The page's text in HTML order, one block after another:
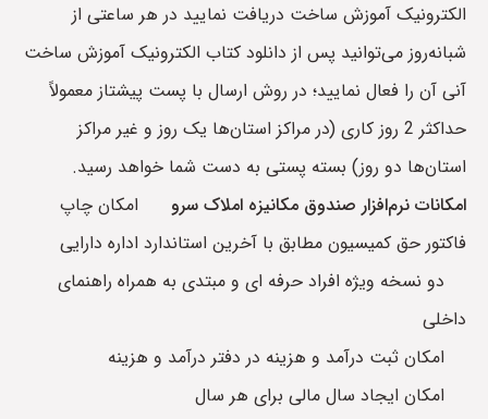
الکترونیک آموزش ساخت دریافت نمایید در هر ساعتی از
شبانه‌روز می‌توانید پس از دانلود کتاب الکترونیک آموزش ساخت
آنی آن را فعال نمایید؛ در روش ارسال با پست پیشتاز معمولاً
حداکثر 2 روز کاری (در مراکز استان‌ها یک روز و غیر مراکز
استان‌ها دو روز) بسته پستی به دست شما خواهد رسید.
امکانات نرم‌افزار صندوق مکانیزه املاک سرو امکان چاپ
فاکتور حق کمیسیون مطابق با آخرین استاندارد اداره دارایی
دو نسخه ویژه افراد حرفه ای و مبتدی به همراه راهنمای
داخلی
امکان ثبت درآمد و هزینه در دفتر درآمد و هزینه
امکان ایجاد سال مالی برای هر سال